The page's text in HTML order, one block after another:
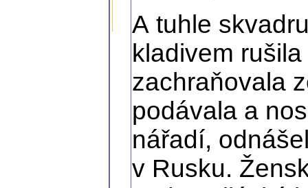
A tuhle
kladivem
zachraňovala
podávala a
nářadí,
v Rusku.